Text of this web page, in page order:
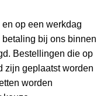
op een werkdag
bij ons binnen
Bestellingen die op
zijn geplaatst worden
worden